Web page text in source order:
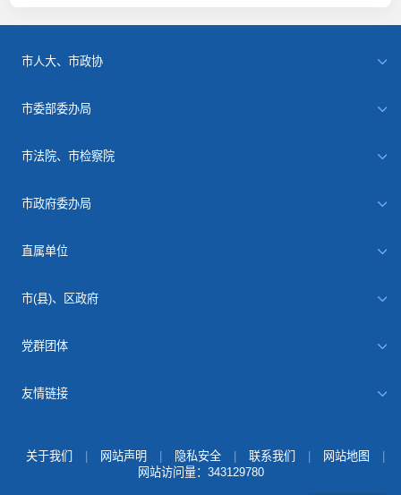
市人大、市政协
市委部委办局
市法院、市检察院
市政府委办局
直属单位
市(县)、区政府
党群团体
友情链接
关于我们 网站声明 隐私安全 联系我们 网站地图
网站访问量： 343129780